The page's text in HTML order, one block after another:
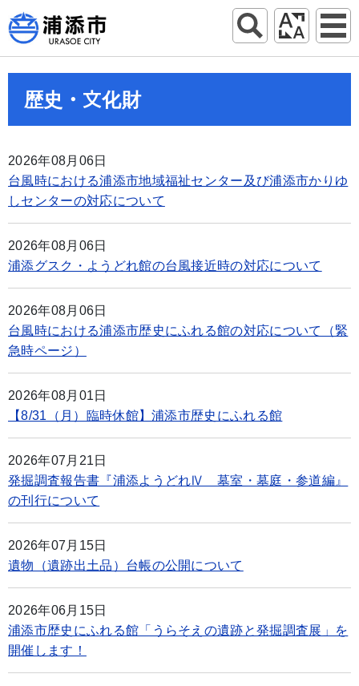
歴史・文化財
2026年08月06日
台風時における浦添市地域福祉センター及び浦添市かりゆ
しセンターの対応について
2026年08月06日
浦添グスク・ようどれ館の台風接近時の対応について
2026年08月06日
台風時における浦添市歴史にふれる館の対応について（緊
急時ページ）
2026年08月01日
【8/31（月）臨時休館】浦添市歴史にふれる館
2026年07月21日
発掘調査報告書『浦添ようどれⅣ 墓室・墓庭・参道編』
の刊行について
2026年07月15日
遺物（遺跡出土品）台帳の公開について
2026年06月15日
浦添市歴史にふれる館「うらそえの遺跡と発掘調査展」を
開催します！